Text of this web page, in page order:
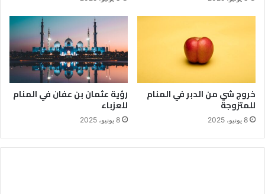
خروج شي من الدبر في المنام
للمتزوجة
8 يونيو، 2025
رؤية عثمان بن عفان في المنام
للعزباء
8 يونيو، 2025